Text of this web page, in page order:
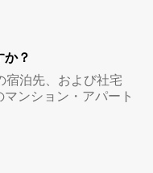
？
泊先、および社宅
ンション・アパート